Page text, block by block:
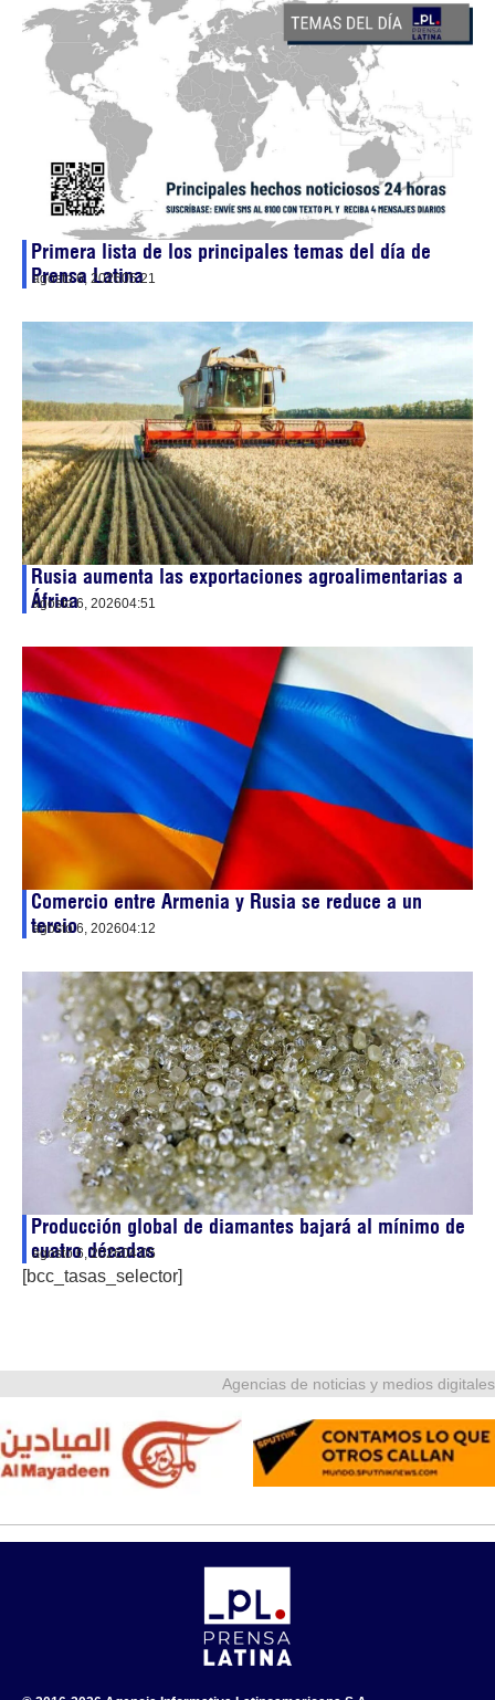
Primera lista de los principales temas del día de
Prensa Latina
agosto 6, 202605:21
Rusia aumenta las exportaciones agroalimentarias a
África
agosto 6, 202604:51
Comercio entre Armenia y Rusia se reduce a un
tercio
agosto 6, 202604:12
Producción global de diamantes bajará al mínimo de
cuatro décadas
agosto 6, 202604:05
[bcc_tasas_selector]
Agencias de noticias y medios digitales